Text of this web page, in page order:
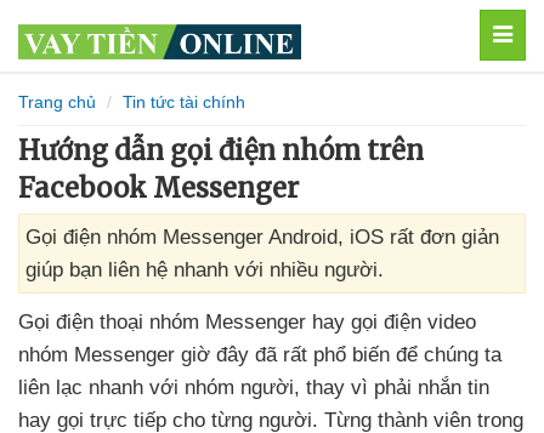
Trang chủ Tin tức tài chính
Hướng dẫn gọi điện nhóm trên
Facebook Messenger
Gọi điện nhóm Messenger Android, iOS rất đơn giản
giúp bạn liên hệ nhanh với nhiều người.
Gọi điện thoại nhóm Messenger hay gọi điện video
nhóm Messenger giờ đây đã rất phổ biến để chúng ta
liên lạc nhanh với nhóm người, thay vì phải nhắn tin
hay gọi trực tiếp cho từng người. Từng thành viên trong